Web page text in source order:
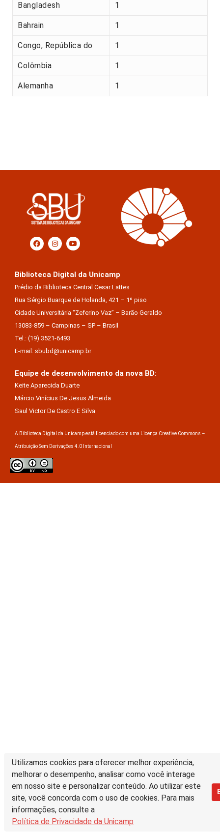
Utilizamos cookies para oferecer melhor experiência,
melhorar o desempenho, analisar como você interage
em nosso site e personalizar conteúdo. Ao utilizar este
site, você concorda com o uso de cookies. Para mais
informações, consulte a
Política de Privacidade da Unicamp
Bangladesh 1
Bahrain 1
Congo, República do 1
Colômbia 1
Alemanha 1
Biblioteca Digital da Unicamp
Prédio da Biblioteca Central Cesar Lattes
Rua Sérgio Buarque de Holanda, 421 – 1º piso
Cidade Universitária “Zeferino Vaz” – Barão Geraldo
13083-859 – Campinas – SP – Brasil
Tel.: (19) 3521-6493
E-mail: sbubd@unicamp.br
Equipe de desenvolvimento da nova BD:
Keite Aparecida Duarte
Márcio Vinícius De Jesus Almeida
Saul Victor De Castro E Silva
A Biblioteca Digital da Unicamp está licenciado com uma Licença Creative Commons –
Atribuição Sem Derivações 4.0 Internacional